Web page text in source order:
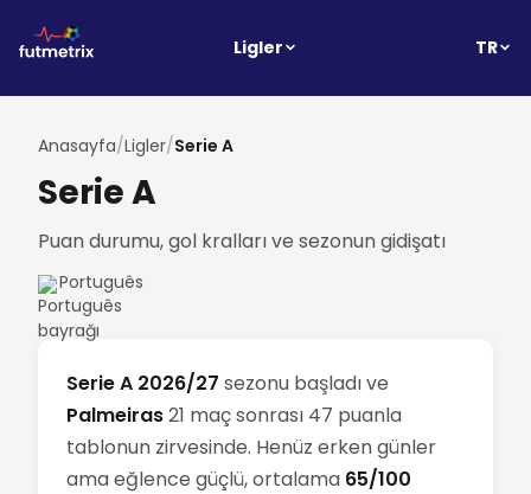
Ligler TR
Anasayfa/Ligler/Serie A
Serie A
Puan durumu, gol kralları ve sezonun gidişatı
Português
Serie A 2026/27 sezonu başladı ve
Palmeiras21 maç sonrası 47 puanla
tablonun zirvesinde. Henüz erken günler
ama eğlence güçlü, ortalama 65/100